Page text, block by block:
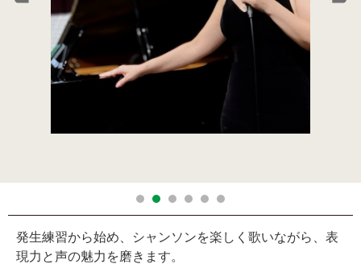
発生練習から始め、シャンソンを楽しく歌いながら、表
現力と声の魅力を磨きます。